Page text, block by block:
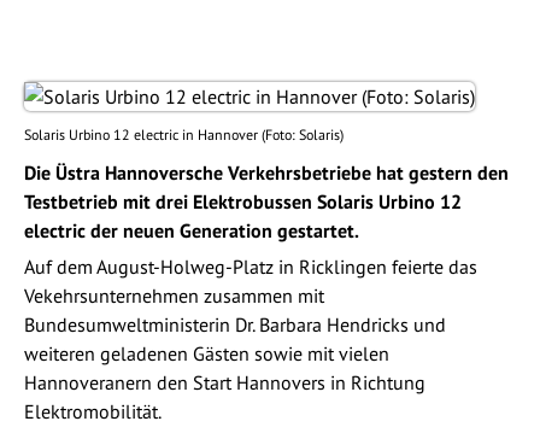
Solaris Urbino 12 electric in Hannover (Foto: Solaris)
Die Üstra Hannoversche Verkehrsbetriebe hat gestern den
Testbetrieb mit drei Elektrobussen Solaris Urbino 12
electric der neuen Generation gestartet.
Auf dem August-Holweg-Platz in Ricklingen feierte das
Vekehrsunternehmen zusammen mit
Bundesumweltministerin Dr. Barbara Hendricks und
weiteren geladenen Gästen sowie mit vielen
Hannoveranern den Start Hannovers in Richtung
Elektromobilität.